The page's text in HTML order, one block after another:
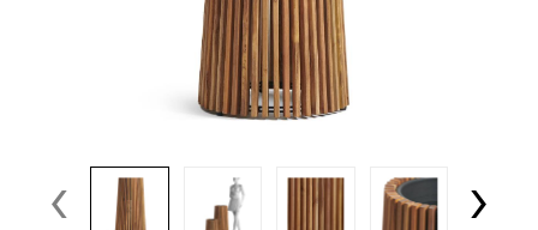
‹ ›